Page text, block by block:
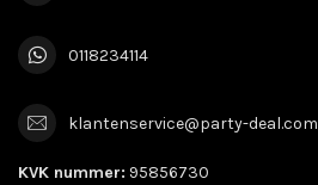
0118234114
klantenservice@party-deal.com
KVK nummer: 95856730